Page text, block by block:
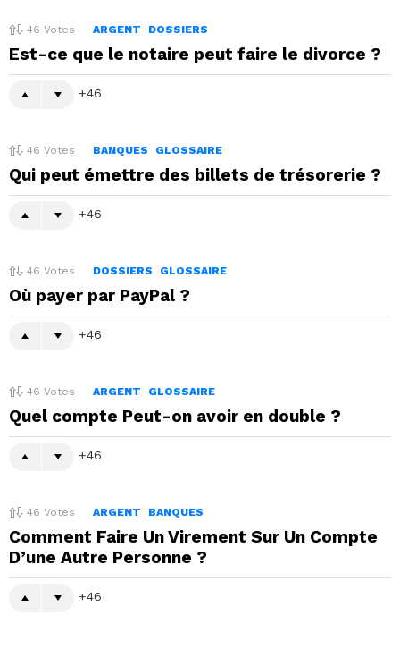
46 Votes ARGENT DOSSIERS
Est-ce que le notaire peut faire le divorce ?
46
46 Votes BANQUES GLOSSAIRE
Qui peut émettre des billets de trésorerie ?
46
46 Votes DOSSIERS GLOSSAIRE
Où payer par PayPal ?
46
46 Votes ARGENT GLOSSAIRE
Quel compte Peut-on avoir en double ?
46
46 Votes ARGENT BANQUES
Comment Faire Un Virement Sur Un Compte
D’une Autre Personne ?
46